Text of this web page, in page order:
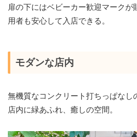
扉の下にはベビーカー歓迎マークが
用者も安心して入店できる。
モダンな店内
無機質なコンクリート打ちっぱなし
店内に緑あふれ、癒しの空間。